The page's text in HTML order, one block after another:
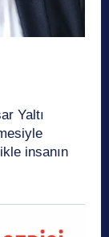
Yaltı
insanın